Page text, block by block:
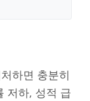
하면 충분히
저하, 성적 급